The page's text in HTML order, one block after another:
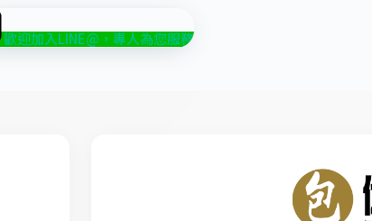
歡迎加入LINE@，專人為您服務